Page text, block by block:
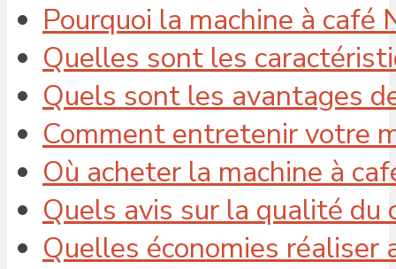
Pourquoi la machine à
Quelles sont les
Quels sont les avantages
Comment entretenir votre
Où acheter la machine à
Quels avis sur la qualité du
Quelles économies réaliser